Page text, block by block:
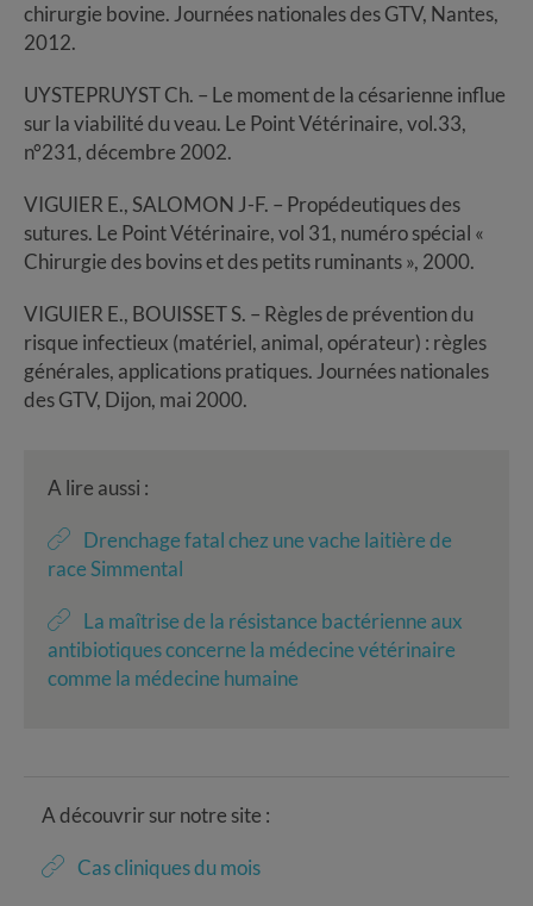
chirurgie bovine. Journées nationales des GTV, Nantes,
2012.
UYSTEPRUYST Ch. – Le moment de la césarienne influe
sur la viabilité du veau. Le Point Vétérinaire, vol.33,
n°231, décembre 2002.
VIGUIER E., SALOMON J-F. – Propédeutiques des
sutures. Le Point Vétérinaire, vol 31, numéro spécial «
Chirurgie des bovins et des petits ruminants », 2000.
VIGUIER E., BOUISSET S. – Règles de prévention du
risque infectieux (matériel, animal, opérateur) : règles
générales, applications pratiques. Journées nationales
des GTV, Dijon, mai 2000.
A lire aussi :
Drenchage fatal chez une vache laitière de
race Simmental
La maîtrise de la résistance bactérienne aux
antibiotiques concerne la médecine vétérinaire
comme la médecine humaine
A découvrir sur notre site :
Cas cliniques du mois